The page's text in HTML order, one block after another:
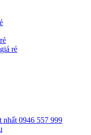
rẻ
0946 557 999